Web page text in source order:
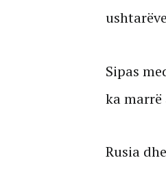
Sipas
ka
Rusia